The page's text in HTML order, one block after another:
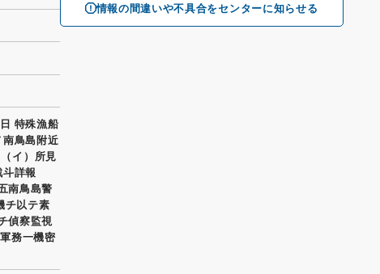
情報の間違いや不具合をセンターに知らせる
特殊漁船
鳥島附近
イ）所見
詳報
南鳥島警
チ以テ素
偵察監視
務一機密